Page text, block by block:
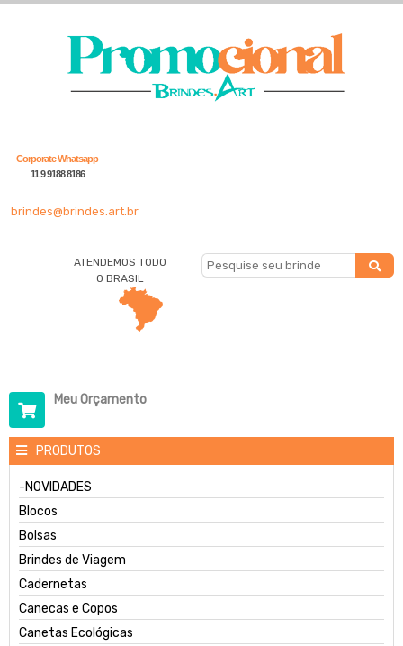
Corporate Whatsapp
11 9 9188 8186
brindes@brindes.art.br
ATENDEMOS TODO
O BRASIL
Meu Orçamento
PRODUTOS
-NOVIDADES
Blocos
Bolsas
Brindes de Viagem
Cadernetas
Canecas e Copos
Canetas Ecológicas